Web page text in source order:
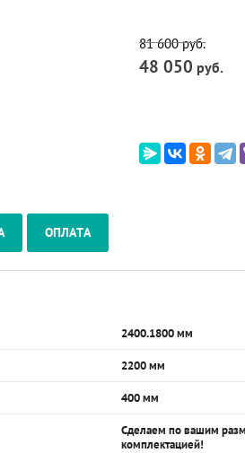
81 600руб.
48 050 руб.
ОПЛАТА
2400.1800 мм
2200 мм
400 мм
Сделаем по вашим
комплектацией!